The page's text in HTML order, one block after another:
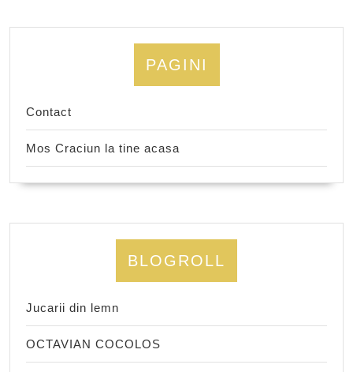
PAGINI
Contact
Mos Craciun la tine acasa
BLOGROLL
Jucarii din lemn
OCTAVIAN COCOLOS